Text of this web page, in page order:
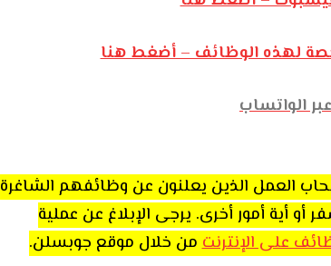
لهذه الوظائف – أضغط هنا
الواتساب
العمل الذين يعلنون عن وظائفهم الشاغرة
أية أمور أخرى. يرجى الإبلاغ عن عملية
على الإنترنتمن خلال موقع جوبسلن.